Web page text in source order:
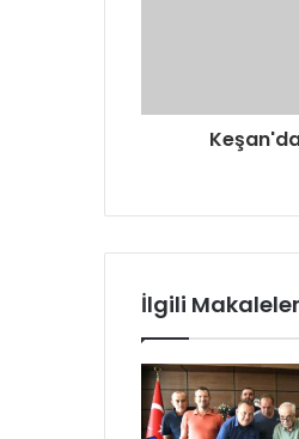
İlgili Makaleler